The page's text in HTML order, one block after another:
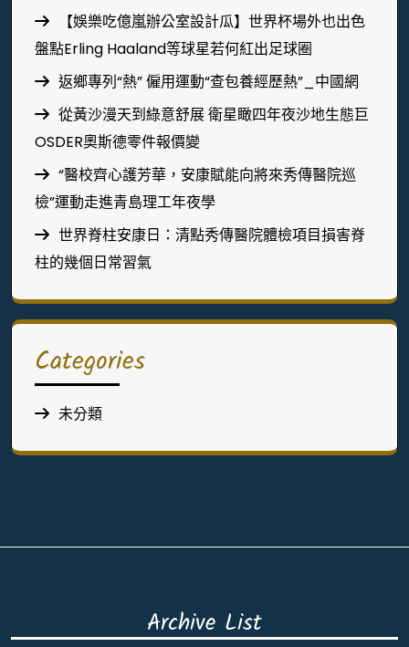
【娛樂吃億嵐辦公室設計瓜】世界杯場外也出色
盤點Erling Haaland等球星若何紅出足球圈
返鄉專列“熱” 僱用運動“查包養經歷熱”_中國網
從黃沙漫天到綠意舒展 衛星瞰四年夜沙地生態巨
OSDER奧斯德零件報價變
“醫校齊心護芳華，安康賦能向將來秀傳醫院巡
檢”運動走進青島理工年夜學
世界脊柱安康日：清點秀傳醫院體檢項目損害脊
柱的幾個日常習氣
Categories
未分類
Archive List